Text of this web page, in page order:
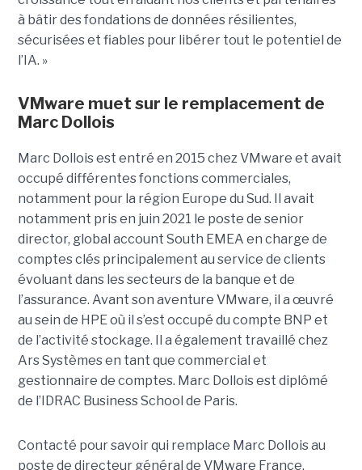
à bâtir des fondations de données résilientes,
sécurisées et fiables pour libérer tout le potentiel de
l’IA. »
VMware muet sur le remplacement de
Marc Dollois
Marc Dollois est entré en 2015 chez VMware et avait
occupé différentes fonctions commerciales,
notamment pour la région Europe du Sud. Il avait
notamment pris en juin 2021 le poste de senior
director, global account South EMEA en charge de
comptes clés principalement au service de clients
évoluant dans les secteurs de la banque et de
l’assurance. Avant son aventure VMware, il a œuvré
au sein de HPE où il s’est occupé du compte BNP et
de l’activité stockage. Il a également travaillé chez
Ars Systèmes en tant que commercial et
gestionnaire de comptes. Marc Dollois est diplômé
de l’IDRAC Business School de Paris.
Contacté pour savoir qui remplace Marc Dollois au
poste de directeur général de VMware France,